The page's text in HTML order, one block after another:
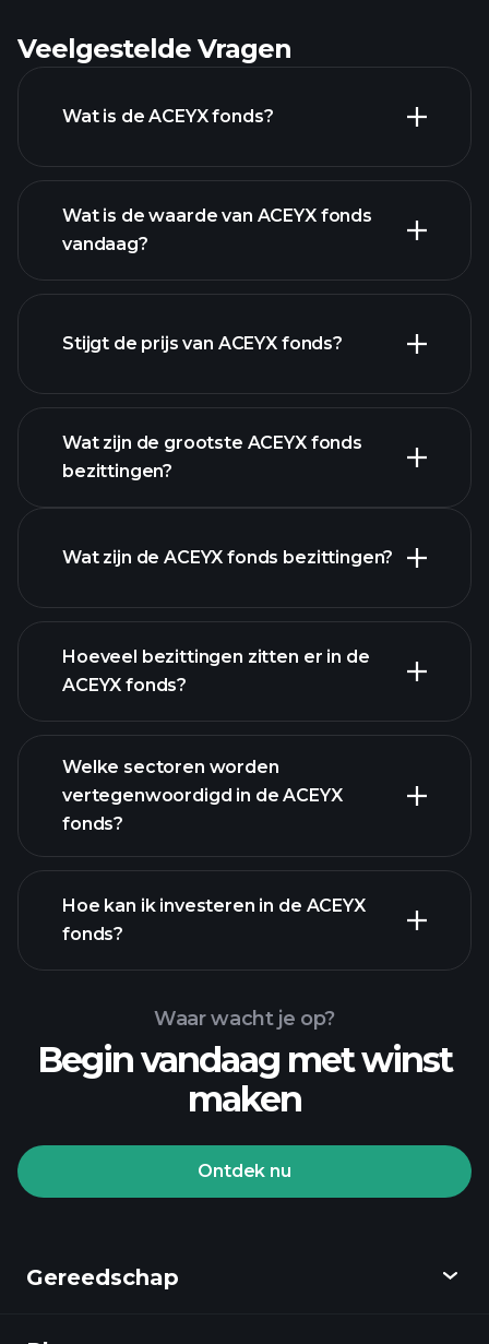
Veelgestelde Vragen
Wat is de ACEYX fonds?
Wat is de waarde van ACEYX fonds
vandaag?
geavanceerde
grafiek
Stijgt de prijs van ACEYX fonds?
grafiek
Wat zijn de grootste ACEYX fonds
bezittingen?
bezittingen
Wat zijn de ACEYX fonds bezittingen?
bezittingen
Hoeveel bezittingen zitten er in de
ACEYX fonds?
bezittingen
Welke sectoren worden
vertegenwoordigd in de ACEYX
fonds?
Hoe kan ik investeren in de ACEYX
fonds?
Waar wacht je op?
Begin vandaag met winst
maken
Ontdek nu
Gereedschap